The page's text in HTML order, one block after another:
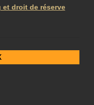
droit de réserve